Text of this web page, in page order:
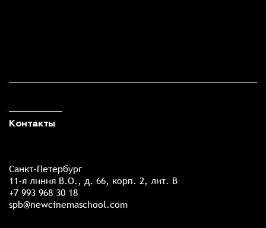
Контакты
Санкт-Петербург
11-я линия В.О., д. 66, корп. 2, лит. В
+7 993 968 30 18
spb@newcinemaschool.com